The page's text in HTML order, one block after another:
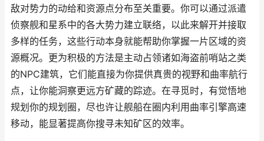
敌对势力的动给和资源点分布至关重要。你可以通过派遣
侦察舰和星系中的各大势力建立联络，以此来解开并接取
多样的任务，这些行动本身就能帮助你掌握一片区域的资
源概况。更为积极的方法是主动占领诸如海盗前哨站之类
的NPC建筑，它们能直接为你提供真贵的视野和曲率航行
点，让你能洞察更远方矿藏的踪迹。在寻觅时，有觉悟地
规划你的规划圈，尽也许让舰船在圈内利用曲率引擎高速
移动，能显著提高你搜寻未知矿区的效率。